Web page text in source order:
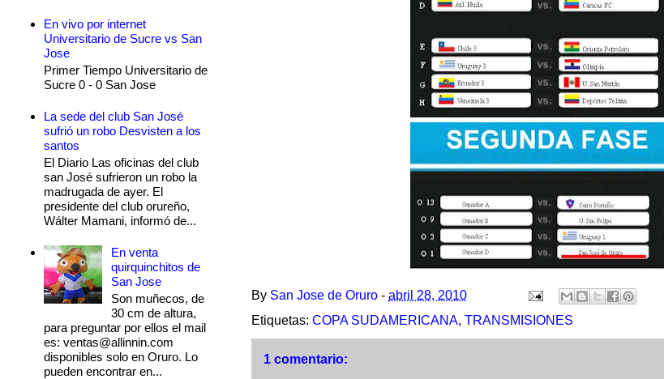
By San Jose de Oruro - abril 28, 2010
Etiquetas: COPA SUDAMERICANA, TRANSMISIONES
1 comentario:
En vivo por internet
Universitario de Sucre vs San
Jose
Primer Tiempo Universitario de
Sucre 0 - 0 San Jose
La sede del club San José
sufrió un robo Desvisten a los
santos
El Diario Las oficinas del club
san José sufrieron un robo la
madrugada de ayer. El
presidente del club orureño,
Wálter Mamani, informó de...
En venta
quirquinchitos de
San Jose
Son muñecos, de
30 cm de altura,
para preguntar por ellos el mail
es: ventas@allinnin.com
disponibles solo en Oruro. Lo
pueden encontrar en...